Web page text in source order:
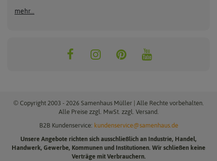
Nützlinge & Nisthilfen
Exotische Samen
Rasensamen
Pflanzgut
Pflanzschalotten
Steckzwiebeln
ReNatura Vogelwelt
mehr...
© Copyright 2003 - 2026 Samenhaus Müller | Alle Rechte vorbehalten.
Alle Preise zzgl. MwSt. zzgl. Versand.
B2B Kundenservice: kundenservice@samenhaus.de
Unsere Angebote richten sich ausschließlich an Industrie, Handel,
Handwerk, Gewerbe, Kommunen und Institutionen. Wir schließen keine
Verträge mit Verbrauchern.